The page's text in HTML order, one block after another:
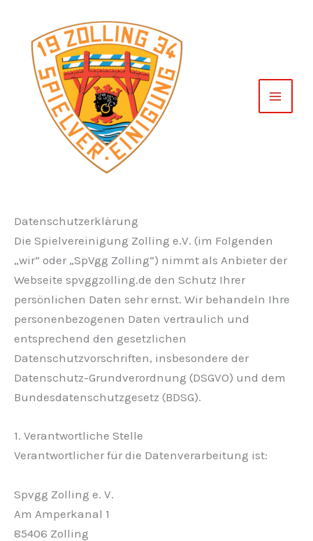
springen
Datenschutzerklärung
Die Spielvereinigung Zolling e.V. (im Folgenden
„wir“ oder „SpVgg Zolling“) nimmt als Anbieter der
Webseite spvggzolling.de den Schutz Ihrer
persönlichen Daten sehr ernst. Wir behandeln Ihre
personenbezogenen Daten vertraulich und
entsprechend den gesetzlichen
Datenschutzvorschriften, insbesondere der
Datenschutz-Grundverordnung (DSGVO) und dem
Bundesdatenschutzgesetz (BDSG).
1. Verantwortliche Stelle
Verantwortlicher für die Datenverarbeitung ist:
Spvgg Zolling e. V.
Am Amperkanal 1
85406 Zolling